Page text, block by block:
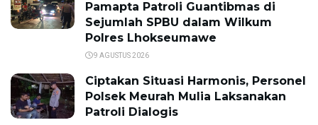
Pamapta Patroli Guantibmas di
Sejumlah SPBU dalam Wilkum
Polres Lhokseumawe
9 AGUSTUS 2026
Ciptakan Situasi Harmonis, Personel
Polsek Meurah Mulia Laksanakan
Patroli Dialogis